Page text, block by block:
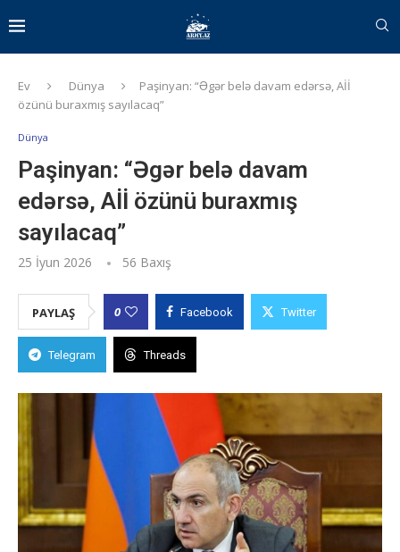
Ev Dünya
Paşinyan: “Əgər belə davam edərsə, Aİİ
özünü buraxmış sayılacaq”
Dünya
Paşinyan: “Əgər belə davam
edərsə, Aİİ özünü buraxmış
sayılacaq”
25 İyun 2026 56 Baxış
PAYLAŞ 0 Facebook Twitter
Telegram Threads